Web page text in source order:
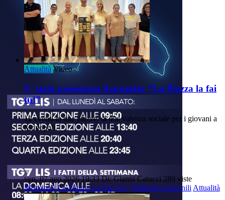
Attualità Video
E’ stato presentato il progetto “La Piazza la fai
tu!”
12 eventi in due piazze, di alta valenza sociale per i giovani a
Monopoli.
ven, 07 ago 2026 19:33 Di: Gianni Catucci 289 viste
Monopoli La-Piazza-La-Fai-Tu!” Politiche-Giovanili Attualità